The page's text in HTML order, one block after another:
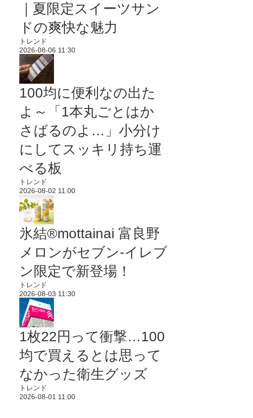
｜夏限定スイーツサン
ドの爽快な魅力
トレンド
2026-08-06 11:30
100均に便利なの出た
よ～「1本丸ごとはか
さばるのよ…」小分け
にしてスッキリ持ち運
べる板
トレンド
2026-08-02 11:00
氷結®mottainai 富良野
メロンがセブン‐イレブ
ン限定で新登場！
トレンド
2026-08-03 11:30
1枚22円って衝撃…100
均で買えるとは思って
なかった衛生グッズ
トレンド
2026-08-01 11:00